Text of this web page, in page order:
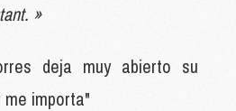
»
deja muy abierto su
me importa"